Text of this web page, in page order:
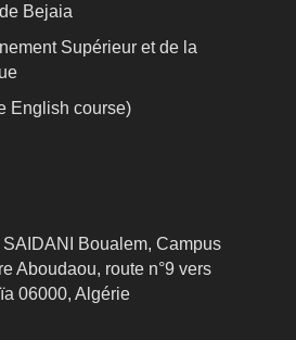
Bejaia
Supérieur et de la
English course)
Boualem, Campus
Aboudaou, route n°9 vers
06000, Algérie